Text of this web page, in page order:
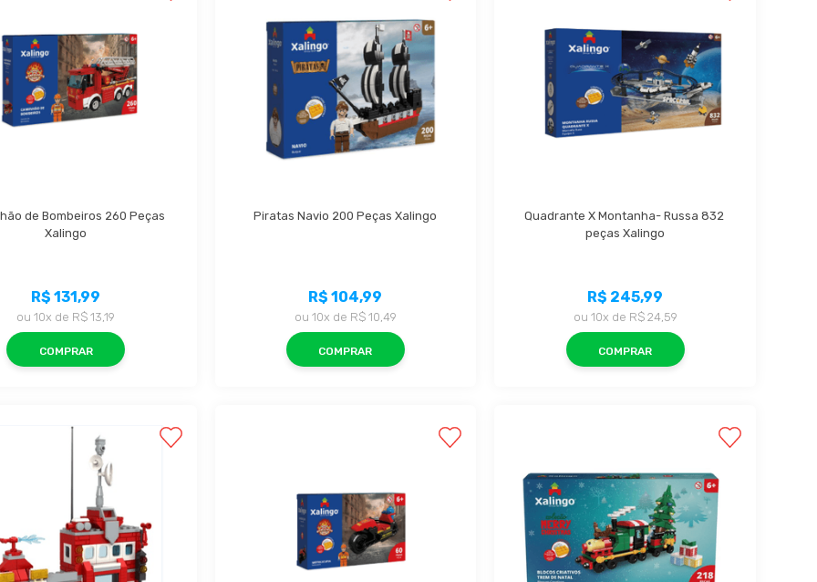
de Bombeiros 260 Peças
Xalingo
R$ 131,99
ou10x de R$ 13,19
COMPRAR
Piratas Navio 200 Peças Xalingo
R$ 104,99
ou 10x de R$ 10,49
COMPRAR
Quadrante X Montanha- Russa 832
peças Xalingo
R$ 245,99
ou 10x de R$ 24,59
COMPRAR